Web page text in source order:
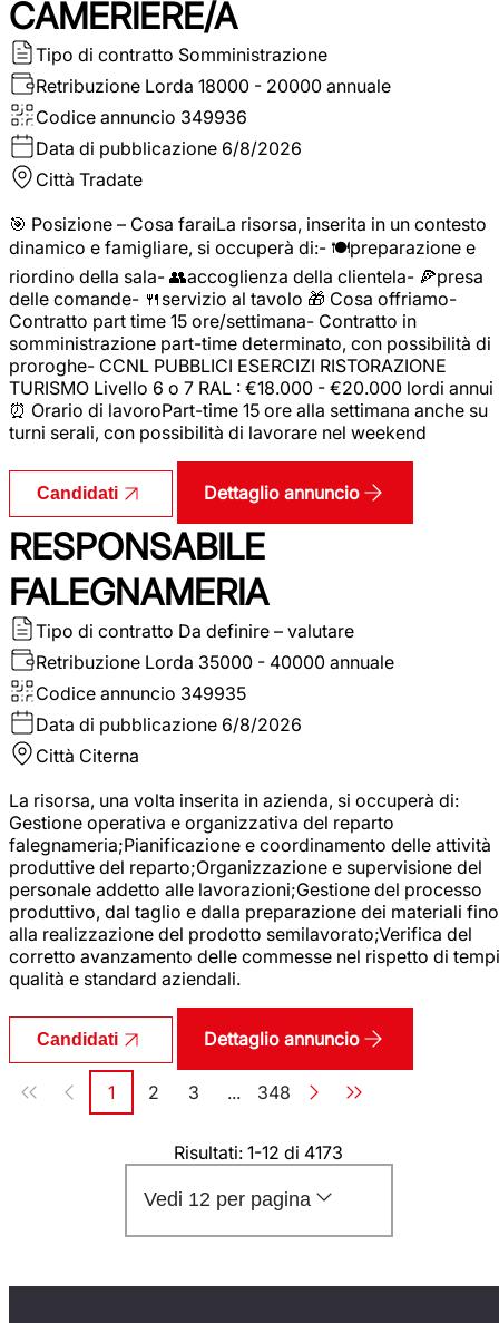
CAMERIERE/A
Tipo di contratto Somministrazione
Retribuzione Lorda 18000 - 20000 annuale
Codice annuncio 349936
Data di pubblicazione 6/8/2026
Città Tradate
🎯 Posizione – Cosa faraiLa risorsa, inserita in un contesto
dinamico e famigliare, si occuperà di:- 🍽️preparazione e
riordino della sala- 👥accoglienza della clientela- 🍕presa
delle comande- 🍴servizio al tavolo 🎁 Cosa offriamo-
Contratto part time 15 ore/settimana- Contratto in
somministrazione part-time determinato, con possibilità di
proroghe- CCNL PUBBLICI ESERCIZI RISTORAZIONE
TURISMO Livello 6 o 7 RAL : €18.000 - €20.000 lordi annui
⏰ Orario di lavoroPart-time 15 ore alla settimana anche su
turni serali, con possibilità di lavorare nel weekend
Candidati Dettaglio annuncio
RESPONSABILE
FALEGNAMERIA
Tipo di contratto Da definire – valutare
Retribuzione Lorda 35000 - 40000 annuale
Codice annuncio 349935
Data di pubblicazione 6/8/2026
Città Citerna
La risorsa, una volta inserita in azienda, si occuperà di:
Gestione operativa e organizzativa del reparto
falegnameria;Pianificazione e coordinamento delle attività
produttive del reparto;Organizzazione e supervisione del
personale addetto alle lavorazioni;Gestione del processo
produttivo, dal taglio e dalla preparazione dei materiali fino
alla realizzazione del prodotto semilavorato;Verifica del
corretto avanzamento delle commesse nel rispetto di
qualità e standard aziendali.
Candidati Dettaglio annuncio
Paginazione
Pagina
1 Pagina
2 Pagina
3 ... Pagina
348
Risultati: 1-12 di 4173
Vedi 12 per pagina